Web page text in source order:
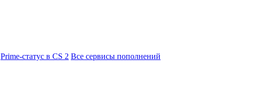
Prime-статус в CS 2 Все сервисы пополнений